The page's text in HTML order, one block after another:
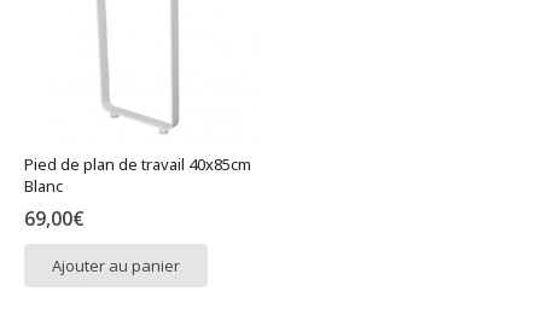
Pied de plan de travail 40x85cm
Blanc
69,00€
Ajouter au panier